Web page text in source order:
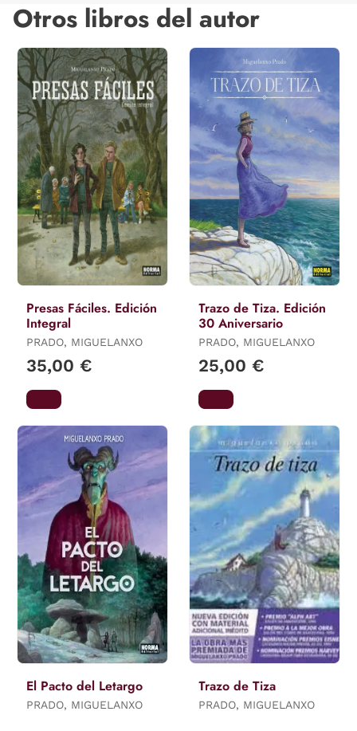
Otros libros del autor
Presas Fáciles. Edición
Integral
PRADO, MIGUELANXO
35,00 €
Trazo de Tiza. Edición
30 Aniversario
PRADO, MIGUELANXO
25,00 €
El Pacto del Letargo
PRADO, MIGUELANXO
Trazo de Tiza
PRADO, MIGUELANXO